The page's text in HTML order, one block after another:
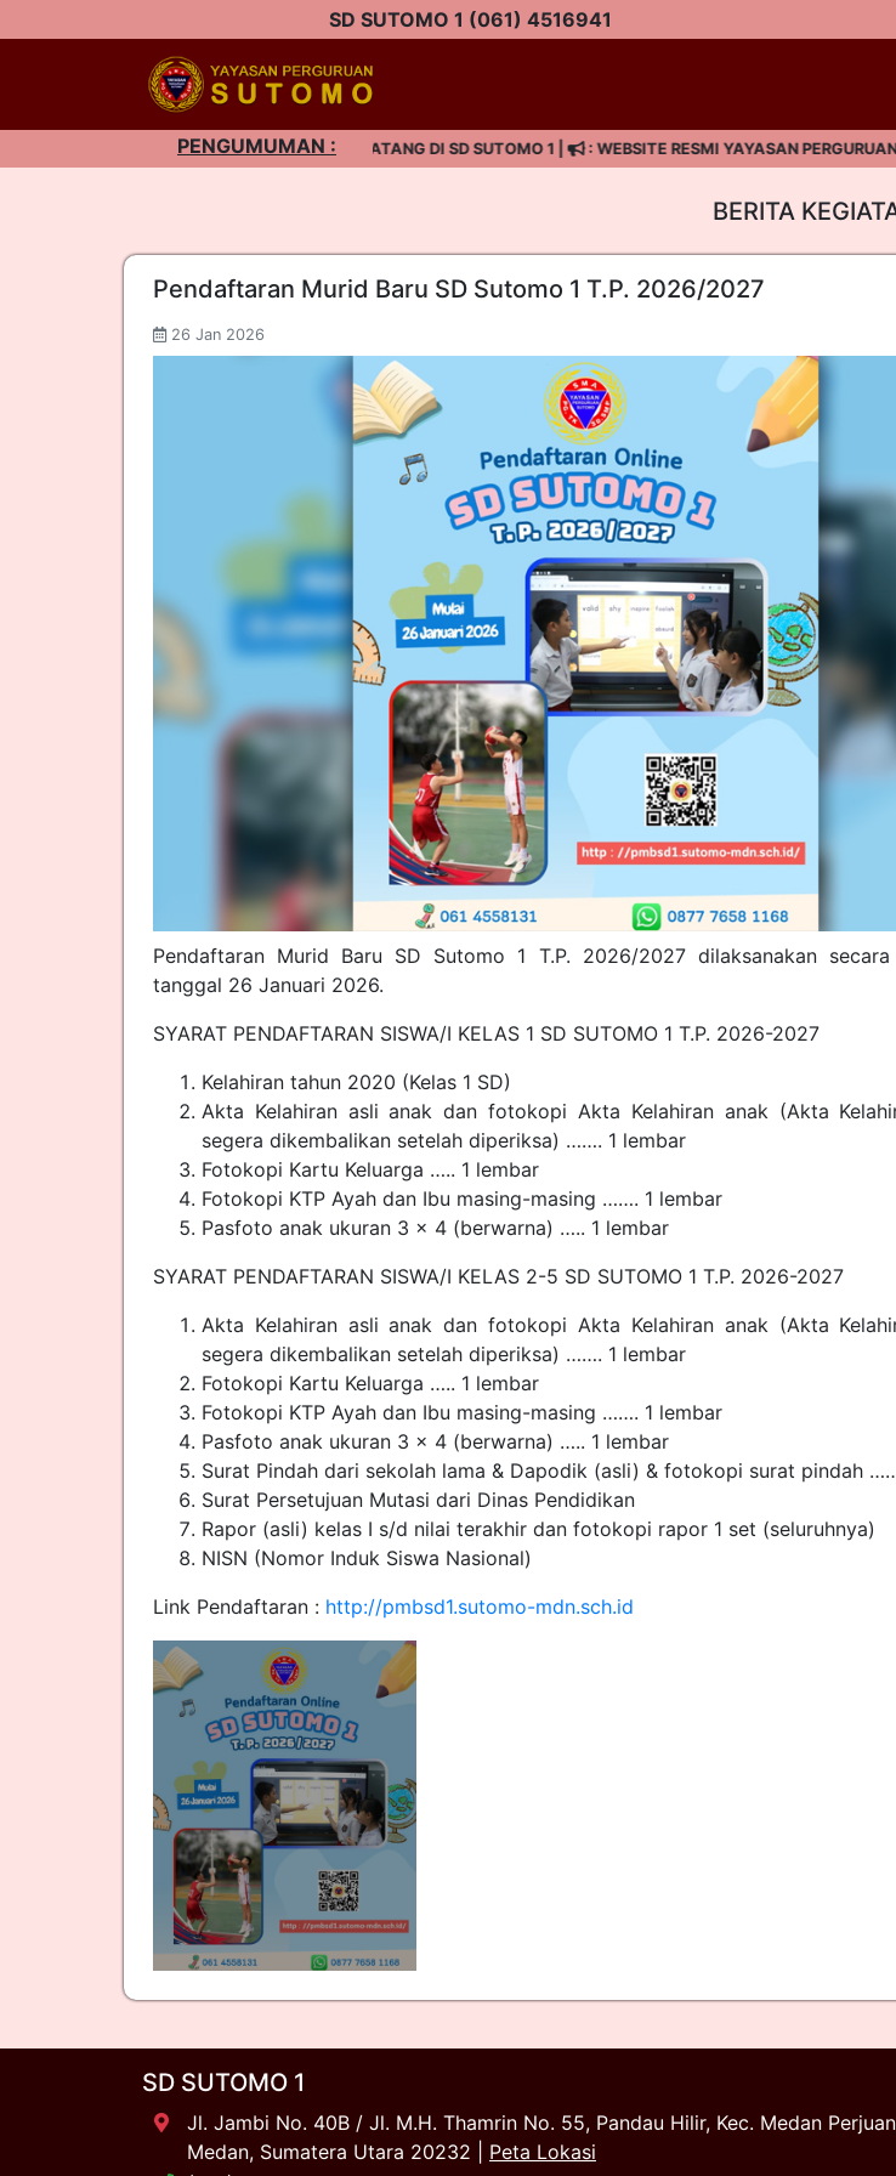
SD SUTOMO 1 (061) 4516941
PENGUMUMAN :
SELAMAT DATANG DI SD SUTOMO 1 | : WEBSITE RESMI YAYASAN PERGURUAN
BERITA
Pendaftaran Murid Baru SD Sutomo 1 T.P. 2026/2027
26 Jan 2026
Pendaftaran Murid Baru SD Sutomo 1 T.P. 2026/2027 dilaksanakan
tanggal 26 Januari 2026.
SYARAT PENDAFTARAN SISWA/I KELAS 1 SD SUTOMO 1 T.P. 2026-2027
Kelahiran tahun 2020 (Kelas 1 SD)
Akta Kelahiran asli anak dan fotokopi Akta Kelahiran anak (Akta
segera dikembalikan setelah diperiksa) ……. 1 lembar
Fotokopi Kartu Keluarga ….. 1 lembar
Fotokopi KTP Ayah dan Ibu masing-masing ……. 1 lembar
Pasfoto anak ukuran 3 x 4 (berwarna) ….. 1 lembar
SYARAT PENDAFTARAN SISWA/I KELAS 2-5 SD SUTOMO 1 T.P. 2026-2027
Akta Kelahiran asli anak dan fotokopi Akta Kelahiran anak (Akta
segera dikembalikan setelah diperiksa) ……. 1 lembar
Fotokopi Kartu Keluarga ….. 1 lembar
Fotokopi KTP Ayah dan Ibu masing-masing ……. 1 lembar
Pasfoto anak ukuran 3 x 4 (berwarna) ….. 1 lembar
Surat Pindah dari sekolah lama & Dapodik (asli) & fotokopi surat pindah
Surat Persetujuan Mutasi dari Dinas Pendidikan
Rapor (asli) kelas I s/d nilai terakhir dan fotokopi rapor 1 set (seluruhnya)
NISN (Nomor Induk Siswa Nasional)
Link Pendaftaran : http://pmbsd1.sutomo-mdn.sch.id
SD SUTOMO 1
Jl. Jambi No. 40B / Jl. M.H. Thamrin No. 55, Pandau Hilir, Kec. Medan
Medan, Sumatera Utara 20232 | Peta Lokasi